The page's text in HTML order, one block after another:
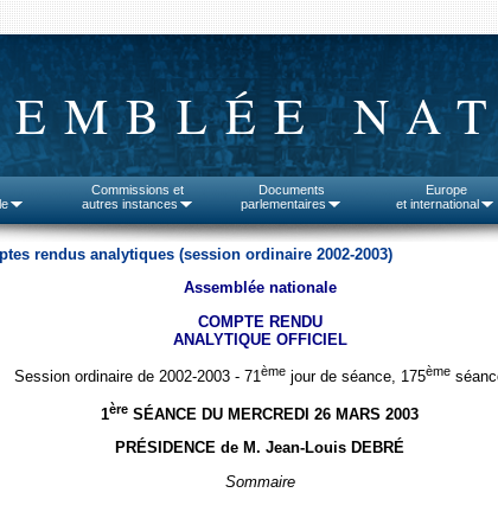
Commissions et
autres instances
Documents
parlementaires
Europe
et international
rendus analytiques (session ordinaire 2002-2003)
Assemblée nationale
COMPTE RENDU
ANALYTIQUE OFFICIEL
Session ordinaire de 2002-2003 - 71ème jour de séance, 175ème
1ère SÉANCE DU MERCREDI 26 MARS 2003
PRÉSIDENCE de M. Jean-Louis DEBRÉ
Sommaire